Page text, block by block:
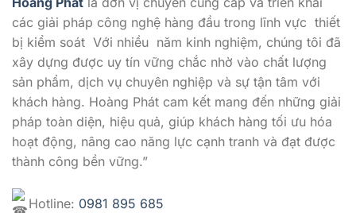
các giải pháp công nghệ hàng đầu trong lĩnh vực thiết
bị kiểm soát Với nhiều năm kinh nghiệm, chúng tôi đã
xây dựng được uy tín vững chắc nhờ vào chất lượng
sản phẩm, dịch vụ chuyên nghiệp và sự tận tâm với
khách hàng. Hoàng Phát cam kết mang đến những giải
pháp toàn diện, hiệu quả, giúp khách hàng tối ưu hóa
hoạt động, nâng cao năng lực cạnh tranh và đạt được
thành công bền vững.”
Hotline: 0981 895 685